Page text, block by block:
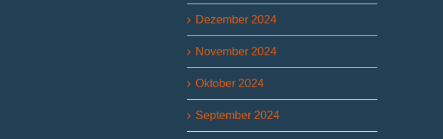
Dezember 2024
November 2024
Oktober 2024
September 2024